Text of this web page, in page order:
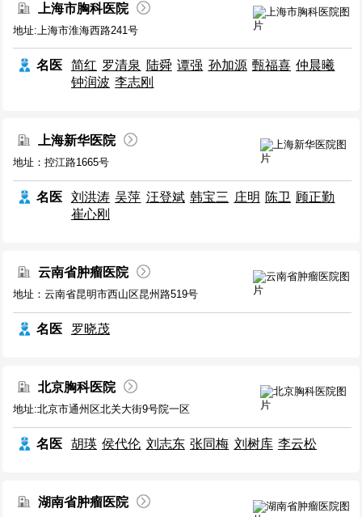
上海市胸科医院
地址:上海市淮海西路241号
名医 简红 罗清泉 陆舜 谭强 孙加源 甄福喜 仲晨曦
钟润波 李志刚
上海新华医院
地址：控江路1665号
名医 刘洪涛 吴萍 汪登斌 韩宝三 庄明 陈卫 顾正勤
崔心刚
云南省肿瘤医院
地址：云南省昆明市西山区昆州路519号
名医 罗晓茂
北京胸科医院
地址:北京市通州区北关大街9号院一区
名医 胡瑛 侯代伦 刘志东 张同梅 刘树库 李云松
湖南省肿瘤医院